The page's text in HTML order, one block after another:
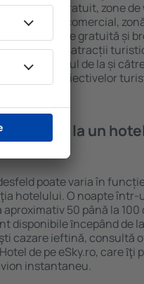
sunt Wi-Fi gratuit, zone de
centru comercial,
copii, parcare gratuită și
interesante atracții
și transferul de la și
vizitarea obiectivelor
cazare la un
poate varia în
hotelului. O noapte într-
50 până la 100
disponibile ȋncepând de
cazare ieftină, consultă
de pe eSky.ro, care ȋţi
instantaneu.